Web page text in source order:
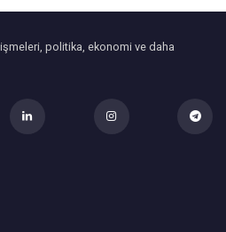
politika, ekonomi ve daha